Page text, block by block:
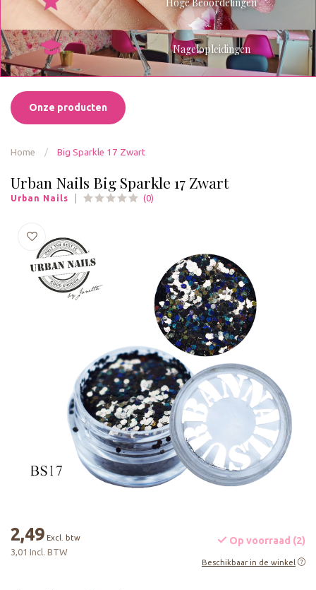
Nagelopleidingen
Onze producten
Home / Big Sparkle 17 Zwart
Urban Nails Big Sparkle 17 Zwart
Urban Nails (0)
2,49 Excl. btw
3,01 Incl. BTW
Op voorraad (2)
Beschikbaar in de winkel